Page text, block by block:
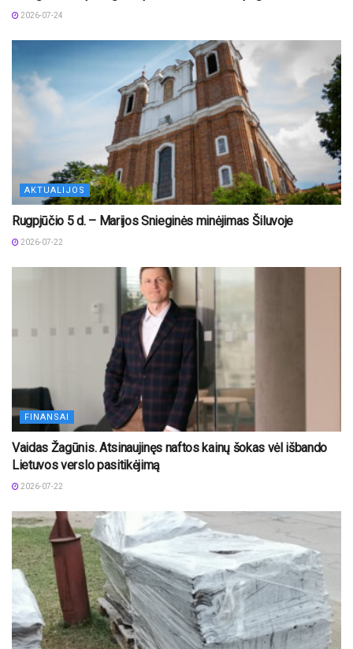
2026-07-24
AKTUALIJOS
Rugpjūčio 5 d. – Marijos Snieginės minėjimas Šiluvoje
2026-07-22
FINANSAI
Vaidas Žagūnis. Atsinaujinęs naftos kainų šokas vėl išbando
Lietuvos verslo pasitikėjimą
2026-07-22